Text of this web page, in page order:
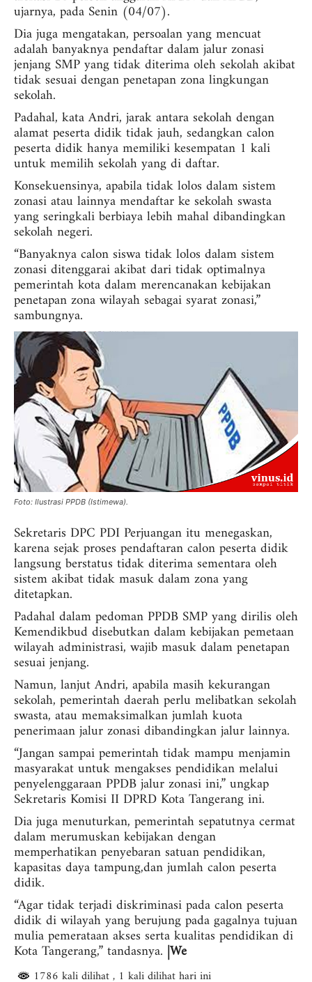
ujarnya, pada Senin (04/07).
Dia juga mengatakan, persoalan yang mencuat
adalah banyaknya pendaftar dalam jalur zonasi
jenjang SMP yang tidak diterima oleh sekolah akibat
tidak sesuai dengan penetapan zona lingkungan
sekolah.
Padahal, kata Andri, jarak antara sekolah dengan
alamat peserta didik tidak jauh, sedangkan calon
peserta didik hanya memiliki kesempatan 1 kali
untuk memilih sekolah yang di daftar.
Konsekuensinya, apabila tidak lolos dalam sistem
zonasi atau lainnya mendaftar ke sekolah swasta
yang seringkali berbiaya lebih mahal dibandingkan
sekolah negeri.
“Banyaknya calon siswa tidak lolos dalam sistem
zonasi ditenggarai akibat dari tidak optimalnya
pemerintah kota dalam merencanakan kebijakan
penetapan zona wilayah sebagai syarat zonasi,”
sambungnya.
Foto: Ilustrasi PPDB (Istimewa).
Sekretaris DPC PDI Perjuangan itu menegaskan,
karena sejak proses pendaftaran calon peserta didik
langsung berstatus tidak diterima sementara oleh
sistem akibat tidak masuk dalam zona yang
ditetapkan.
Padahal dalam pedoman PPDB SMP yang dirilis oleh
Kemendikbud disebutkan dalam kebijakan pemetaan
wilayah administrasi, wajib masuk dalam penetapan
sesuai jenjang.
Namun, lanjut Andri, apabila masih kekurangan
sekolah, pemerintah daerah perlu melibatkan sekolah
swasta, atau memaksimalkan jumlah kuota
penerimaan jalur zonasi dibandingkan jalur lainnya.
“Jangan sampai pemerintah tidak mampu menjamin
masyarakat untuk mengakses pendidikan melalui
penyelenggaraan PPDB jalur zonasi ini,” ungkap
Sekretaris Komisi II DPRD Kota Tangerang ini.
Dia juga menuturkan, pemerintah sepatutnya cermat
dalam merumuskan kebijakan dengan
memperhatikan penyebaran satuan pendidikan,
kapasitas daya tampung,dan jumlah calon peserta
didik.
“Agar tidak terjadi diskriminasi pada calon peserta
didik di wilayah yang berujung pada gagalnya tujuan
mulia pemerataan akses serta kualitas pendidikan di
Kota Tangerang,” tandasnya. |We
1786 kali dilihat, 1 kali dilihat hari ini